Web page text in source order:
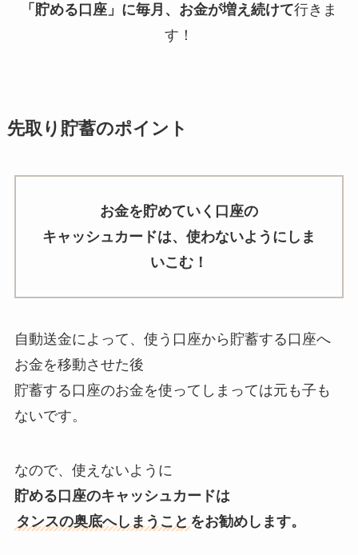
「貯める口座」に毎月、お金が増え続けて行きま
す！
先取り貯蓄のポイント
お金を貯めていく口座の
キャッシュカードは、使わないようにしま
いこむ！
自動送金によって、使う口座から貯蓄する口座へ
お金を移動させた後
貯蓄する口座のお金を使ってしまっては元も子も
ないです。
なので、使えないように
貯める口座のキャッシュカードは
タンスの奥底へしまうこと をお勧めします。